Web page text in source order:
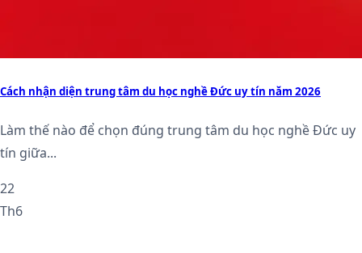
Cách nhận diện trung tâm du học nghề Đức uy tín năm 2026
Làm thế nào để chọn đúng trung tâm du học nghề Đức uy
tín giữa...
22
Th6